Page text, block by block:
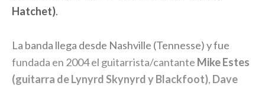
Hatchet).
La banda llega desde Nashville (Tennesse) y fue
fundada en 2004 el guitarrista/cantante Mike Estes
(guitarra de Lynyrd Skynyrd y Blackfoot), Dave